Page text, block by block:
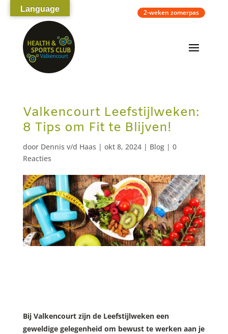
2-weken zomerpas
Valkencourt Leefstijlweken:
8 Tips om Fit te Blijven!
door Dennis v/d Haas | okt 8, 2024| Blog| 0
Reacties
Bij Valkencourt zijn de Leefstijlweken een
geweldige gelegenheid om bewust te werken aan je
Language